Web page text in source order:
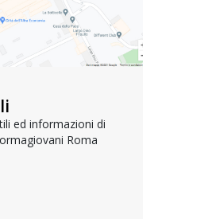
di molti: ecco la
ed informazioni di
Roma